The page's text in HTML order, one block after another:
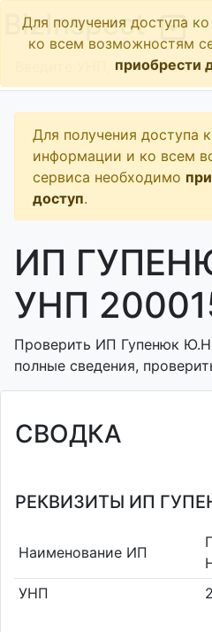
BizInspect
Для получения доступа
ко всем возможностям
приобрести
Для получения доступа
информации и ко всем
сервиса необходимо
доступ.
ИП
УНП
Проверить ИП Гупенюк
полные сведения,
СВОДКА
РЕКВИЗИТЫ ИП
Наименование ИП
УНП